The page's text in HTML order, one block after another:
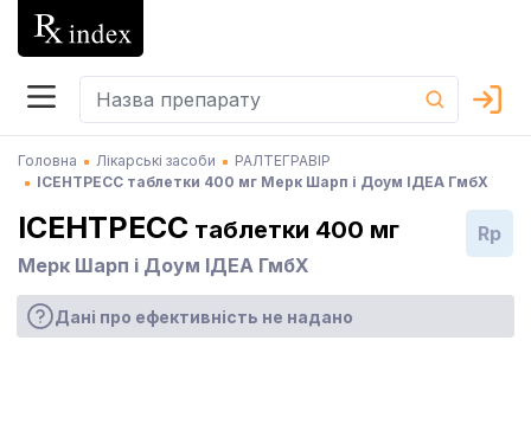
Головна Лікарські засоби
РАЛТЕГРАВІР
ІСЕНТРЕСС таблетки 400 мг Мерк Шарп і Доум ІДЕА ГмбХ
ІСЕНТРЕСС таблетки 400 мг
Мерк Шарп і Доум ІДЕА ГмбХ
Rp
Дані про ефективність не надано